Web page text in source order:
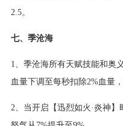
2.5。
七、季沧海
1、季沧海所有天赋技能和奥
血量下调至每秒扣除2%血量
2、当开启【迅烈如火·炎神